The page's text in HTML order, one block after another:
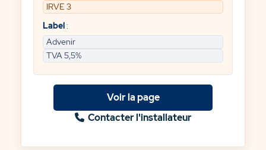
IRVE 3
Label:
Advenir
TVA 5,5%
Voir la page
Contacter l'installateur